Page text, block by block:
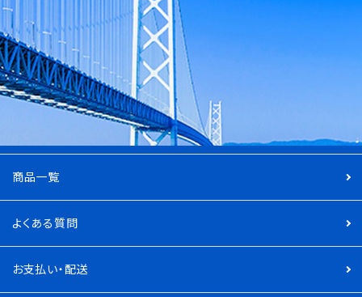
商品一覧
よくある質問
お支払い・配送